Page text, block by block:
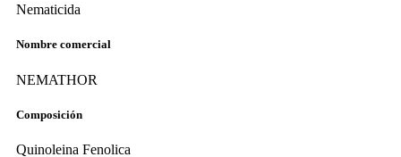
Nematicida
Nombre comercial
NEMATHOR
Composición
Quinoleina Fenolica